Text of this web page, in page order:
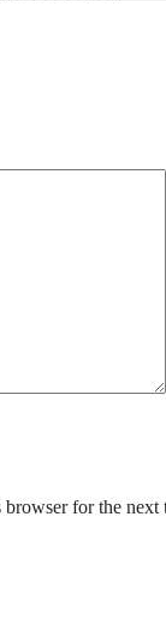
for the next